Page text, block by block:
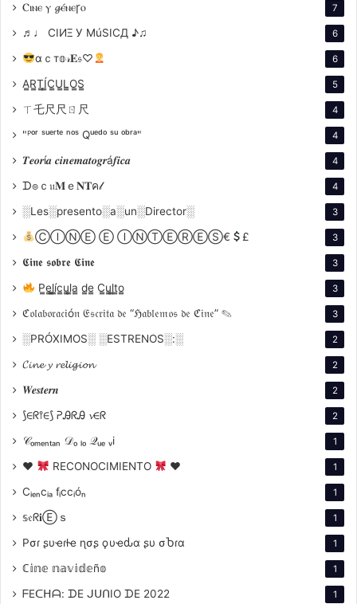
Estreno en Noruega: Marzo 2023 – Human International
Documentary Film Festival
Estreno en Francia: Marzo 2023 – Cinéma du réel
Estreno en Argentina: Abril 2023
Ulises de la
en Berlín
juicio” haya sido en Berlín es un evento que
no voy a olvidar nunca. A cada paso me
encontré con la Historia
Ⲥⲓⲛⲉ ⲩ 𝓰ⲉ́ⲛⲉꞅⲟ 7
♬♩ CIИΞ У MúSICД ♪♫ 6
αｃт𝕠𝓇𝐄𝔰♡ 6
A̳R̳T̳Í̳C̳U̳L̳O̳S̳ 5
ㄒ乇尺尺ㄖ尺 4
"ᴾᵒʳ ˢᵘᵉʳᵗᵉ ⁿᵒˢ Qᵘᵉᵈᵒ ˢᵘ ᵒᵇʳᵃ" 4
𝑻𝒆𝒐𝒓í𝒂 𝒄𝒊𝒏𝒆𝒎𝒂𝒕𝒐𝒈𝒓á𝒇𝒊𝒄𝒂 4
ᗪ๏ｃ𝔲𝐌ｅ𝐍𝐓ค𝓁 4
░Les░presento░a░un░Director░ 3
ⒸⒾⓃⒺ Ⓔ ⒾⓃⓉⒺⓇⒺⓈ€ £ 3
𝕮𝖎𝖓𝖊 𝖘𝖔𝖇𝖗𝖊 𝕮𝖎𝖓𝖊 3
P̳e̳l̳í̳c̳u̳l̳a̳ d̳e̳ C̳u̳l̳t̳o̳ 3
ℭ𝔬𝔩𝔞𝔟𝔬𝔯𝔞𝔠𝔦ó𝔫 𝔈𝔰𝔠𝔯𝔦𝔱𝔞 𝔡𝔢 “ℌ𝔞𝔟𝔩𝔢𝔪𝔬𝔰 𝔡𝔢 ℭ𝔦𝔫𝔢” ✎ 3
░PRÓXIMOS░ ░ESTRENOS░:░ 2
𝓒𝓲𝓷𝓮 𝔂 𝓻𝓮𝓵𝓲𝓰𝓲𝓸𝓷 2
𝑾𝒆𝒔𝒕𝒆𝒓𝒏 2
⟆∈ᖇ⫯∈⟆ ᕈᎯᖇᎯ 𝓿∈ᖇ 2
𝒞ₒₘₑₙₜₐₙ 𝒟ₒ ₗₒ 𝒬ᵤₑ ᵥi 1
♥ RECONOCIMIENTO ♥ 1
Cᵢₑₙcᵢₐ fᵢccᵢóₙ 1
𝕤𝔢ᖇ𝐢Ⓔｓ 1
Pσɾ ʂυҽɾƚҽ ɳσʂ ϙυҽԃα ʂυ σႦɾα 1
ℂ𝕚𝕟𝕖 𝕟𝕒𝕧𝕚𝕕𝕖ñ𝕠 1
ᖴEᑕᕼᗩ: ᗪE ᒍᑌᑎIO ᗪE 2022 1